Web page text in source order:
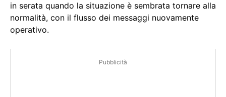
in serata quando la situazione è sembrata tornare alla
normalità, con il flusso dei messaggi nuovamente
operativo.
Pubblicità